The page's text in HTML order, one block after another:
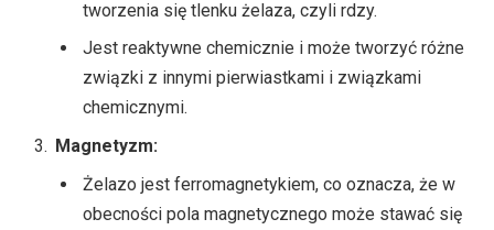
tworzenia się tlenku żelaza, czyli rdzy.
Jest reaktywne chemicznie i może tworzyć różne
związki z innymi pierwiastkami i związkami
chemicznymi.
Magnetyzm:
Żelazo jest ferromagnetykiem, co oznacza, że w
obecności pola magnetycznego może stawać się